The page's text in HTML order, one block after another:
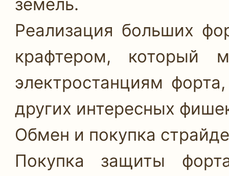
земель.
Реализация больших
крафтером,
электростанциям
других интересных
Обмен и покупка
Покупка защиты